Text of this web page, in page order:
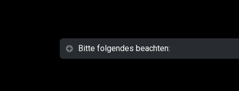
Bitte folgendes beachten: